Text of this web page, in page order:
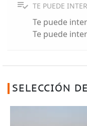
TE PUEDE
Te puede
Te puede
SELECCIÓN